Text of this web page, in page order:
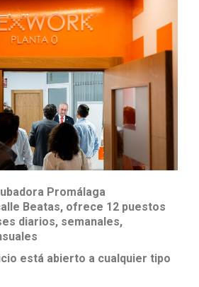
Promálaga
Beatas, ofrece 12 puestos
diarios, semanales,
está abierto a cualquier tipo